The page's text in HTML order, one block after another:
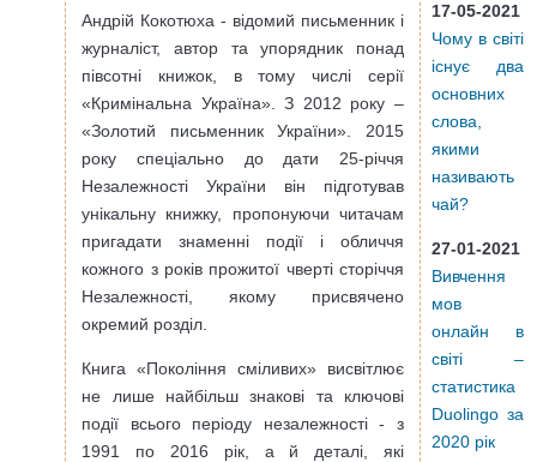
Андрій Кокотюха - відомий письменник і
журналіст, автор та упорядник понад
півсотні книжок, в тому числі серії
«Кримінальна Україна». З 2012 року –
«Золотий письменник України». 2015
року спеціально до дати 25-річчя
Незалежності України він підготував
унікальну книжку, пропонуючи читачам
пригадати знаменні події і обличчя
кожного з років прожитої чверті сторіччя
Незалежності, якому присвячено
окремий розділ.
Книга «Покоління сміливих» висвітлює
не лише найбільш знакові та ключові
події всього періоду незалежності - з
1991 по 2016 рік, а й деталі, які
17-05-2021
Чому в світі
існує два
основних
слова,
якими
називають
чай?
27-01-2021
Вивчення
мов
онлайн в
світі –
статистика
Duolingo за
2020 рік